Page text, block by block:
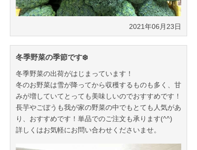
2021年06月23日
冬季野菜の季節です❄️
冬季野菜の出荷がはじまっています！
冬のお野菜は雪が降ってから収穫するものも多く、甘
みが増していてとっても美味しいのでおすすめです！
長芋やごぼうも我が家の野菜の中でもとても人気があ
り、おすすめです！単品でのご注文も承ります(^^)
詳しくはお気軽にお問い合わせくださいませ。